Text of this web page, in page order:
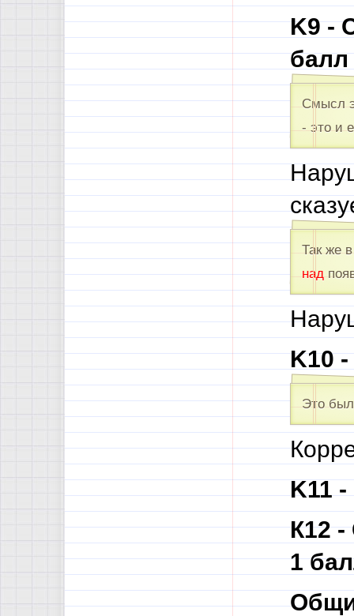
K9 -
балл
Смысл
- это и
Так же
над
K10
Это
K11
К12 -
1